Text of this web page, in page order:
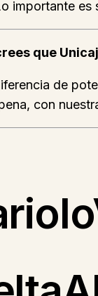
importante es
que
de
con